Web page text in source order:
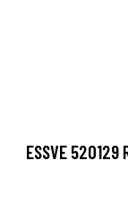
ESSVE 520129